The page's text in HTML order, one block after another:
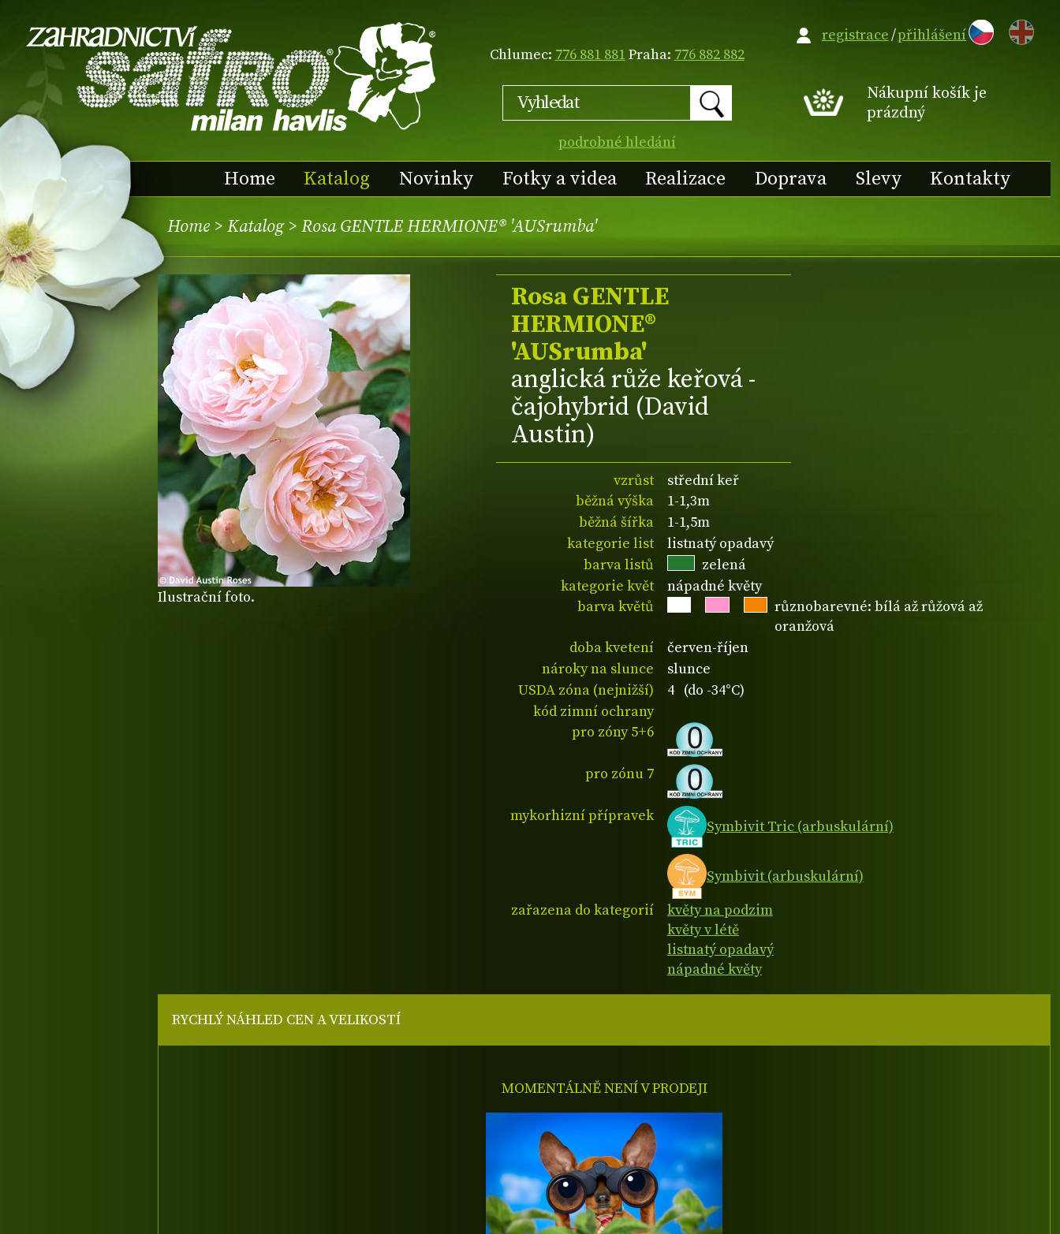
Chlumec: 776 881 881Praha: 776 882 882
podrobné hledání
EN
Nákupní košík je
prázdný
Home Katalog Novinky Fotky a videa Realizace Doprava Slevy Kontakty
registrace/přihlášení
Home > Katalog> Rosa GENTLE HERMIONE® 'AUSrumba'
Ilustrační foto.
Rosa GENTLE
HERMIONE®
'AUSrumba'
anglická růže keřová -
čajohybrid (David
Austin)
vzrůst
střední keř
běžná výška
1-1,3m
běžná šířka
1-1,5m
kategorie list
listnatý opadavý
barva listů
zelená
kategorie květ
nápadné květy
barva květů
různobarevné: bílá až růžová až
oranžová
doba kvetení
červen-říjen
nároky na slunce
slunce
USDA zóna (nejnižší)
4 (do -34°C)
kód zimní ochrany
pro zóny 5+6
pro zónu 7
mykorhizní přípravek
Symbivit Tric (arbuskulární)
Symbivit (arbuskulární)
zařazena do kategorií
květy na podzim
květy v létě
listnatý opadavý
nápadné květy
RYCHLÝ NÁHLED CEN A VELIKOSTÍ
MOMENTÁLNĚ NENÍ V PRODEJI